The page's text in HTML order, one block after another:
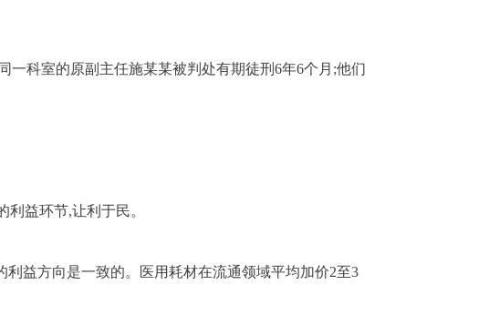
科室的原副主任施某某被判处有期徒刑6年6个月;他们
益环节,让利于民。
益方向是一致的。医用耗材在流通领域平均加价2至3